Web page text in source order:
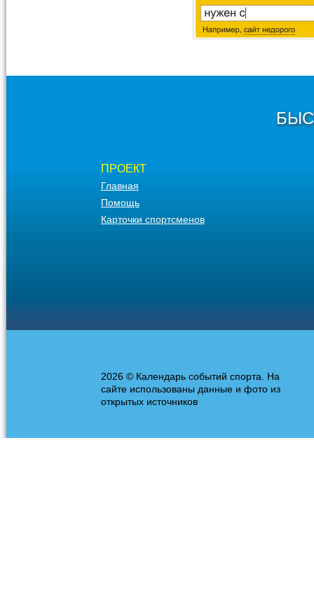
ПРОЕКТ
Главная
Помощь
Карточки спортсменов
2026 © Календарь событий спорта. На
сайте использованы данные и фото из
открытых источников